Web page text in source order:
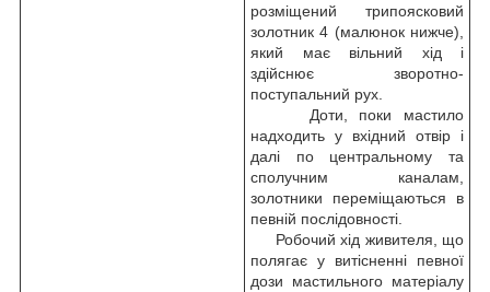
розміщений трипоясковий
золотник 4 (малюнок нижче),
який має вільний хід і
здійснює зворотно-
поступальний рух.
Доти, поки мастило
надходить у вхідний отвір і
далі по центральному та
сполучним каналам,
золотники переміщаються в
певній послідовності.
Робочий хід живителя, що
полягає у витісненні певної
дози мастильного матеріалу